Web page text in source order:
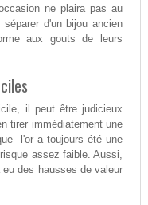
ne plaira pas au
d'un bijou ancien
aux gouts de leurs
il peut être judicieux
tirer immédiatement une
l'or a toujours été une
assez faible. Aussi,
des hausses de valeur